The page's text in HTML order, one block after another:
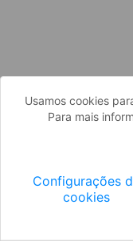
Usamos cookies
Para mais
Configurações
cookies